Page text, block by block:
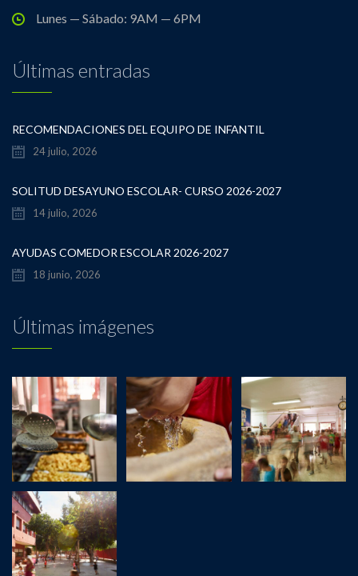
Lunes — Sábado: 9AM — 6PM
Últimas entradas
RECOMENDACIONES DEL EQUIPO DE INFANTIL
24 julio, 2026
SOLITUD DESAYUNO ESCOLAR- CURSO 2026-2027
14 julio, 2026
AYUDAS COMEDOR ESCOLAR 2026-2027
18 junio, 2026
Últimas imágenes